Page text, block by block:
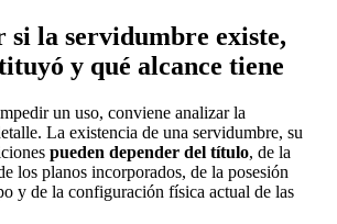
si la servidumbre existe,
y qué alcance tiene
un uso, conviene analizar la
La existencia de una servidumbre, su
pueden depender del título, de la
los planos incorporados, de la posesión
y de la configuración física actual de las